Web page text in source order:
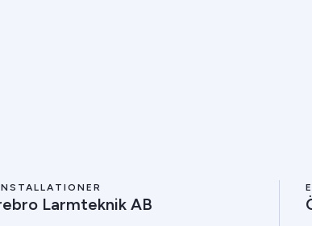
Larmteknik AB